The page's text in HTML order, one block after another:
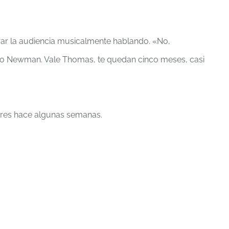
la audiencia musicalmente hablando. «No,
Vale Thomas, te quedan cinco meses, casi
hace algunas semanas.